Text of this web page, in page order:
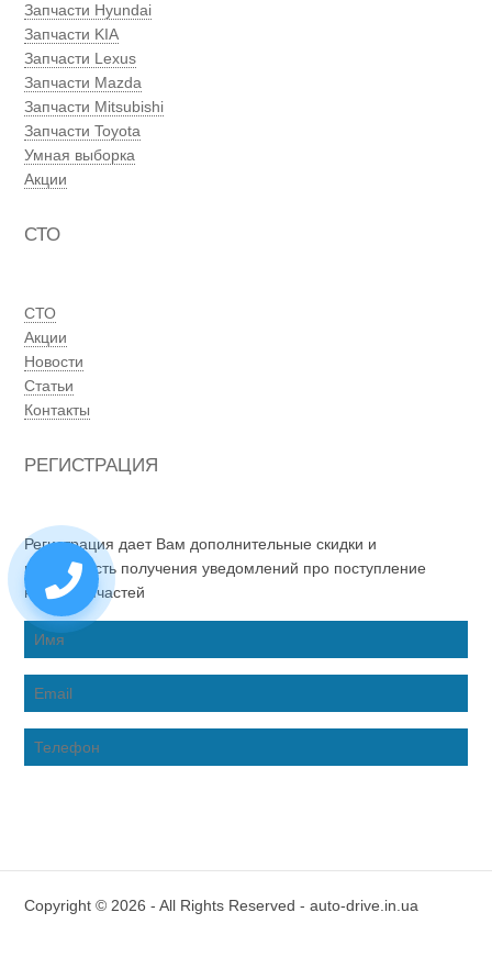
Запчасти Hyundai
Запчасти KIA
Запчасти Lexus
Запчасти Mazda
Запчасти Mitsubishi
Запчасти Toyota
Умная выборка
Акции
СТО
СТО
Акции
Новости
Статьи
Контакты
РЕГИСТРАЦИЯ
Регистрация дает Вам дополнительные скидки и
возможность получения уведомлений про поступление
новых запчастей
Copyright © 2026 - All Rights Reserved - auto-drive.in.ua